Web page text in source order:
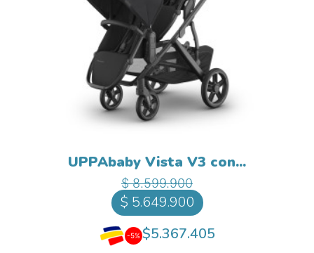
UPPAbaby Vista V3 con...
Precio base
$ 8.599.900
$ 5.649.900
-5% $5.367.405